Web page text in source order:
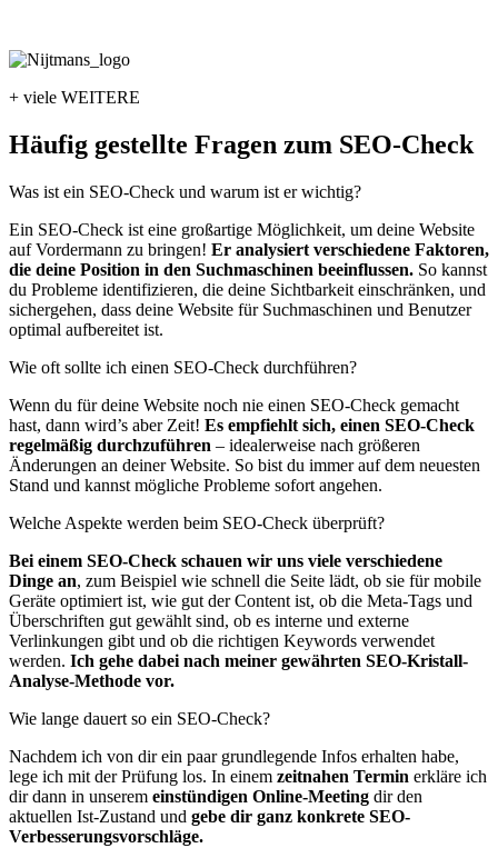
+ viele WEITERE
Häufig gestellte Fragen zum SEO-Check
Was ist ein SEO-Check und warum ist er wichtig?
Ein SEO-Check ist eine großartige Möglichkeit, um deine Website
auf Vordermann zu bringen! Er analysiert verschiedene Faktoren,
die deine Position in den Suchmaschinen beeinflussen. So kannst
du Probleme identifizieren, die deine Sichtbarkeit einschränken, und
sichergehen, dass deine Website für Suchmaschinen und Benutzer
optimal aufbereitet ist.
Wie oft sollte ich einen SEO-Check durchführen?
Wenn du für deine Website noch nie einen SEO-Check gemacht
hast, dann wird’s aber Zeit! Es empfiehlt sich, einen SEO-Check
regelmäßig durchzuführen – idealerweise nach größeren
Änderungen an deiner Website. So bist du immer auf dem neuesten
Stand und kannst mögliche Probleme sofort angehen.
Welche Aspekte werden beim SEO-Check überprüft?
Bei einem SEO-Check schauen wir uns viele verschiedene
Dinge an, zum Beispiel wie schnell die Seite lädt, ob sie für mobile
Geräte optimiert ist, wie gut der Content ist, ob die Meta-Tags und
Überschriften gut gewählt sind, ob es interne und externe
Verlinkungen gibt und ob die richtigen Keywords verwendet
werden. Ich gehe dabei nach meiner gewährten SEO-Kristall-
Analyse-Methode vor.
Wie lange dauert so ein SEO-Check?
Nachdem ich von dir ein paar grundlegende Infos erhalten habe,
lege ich mit der Prüfung los. In einem zeitnahen Termin erkläre ich
dir dann in unserem einstündigen Online-Meeting dir den
aktuellen Ist-Zustand und gebe dir ganz konkrete SEO-
Verbesserungsvorschläge.